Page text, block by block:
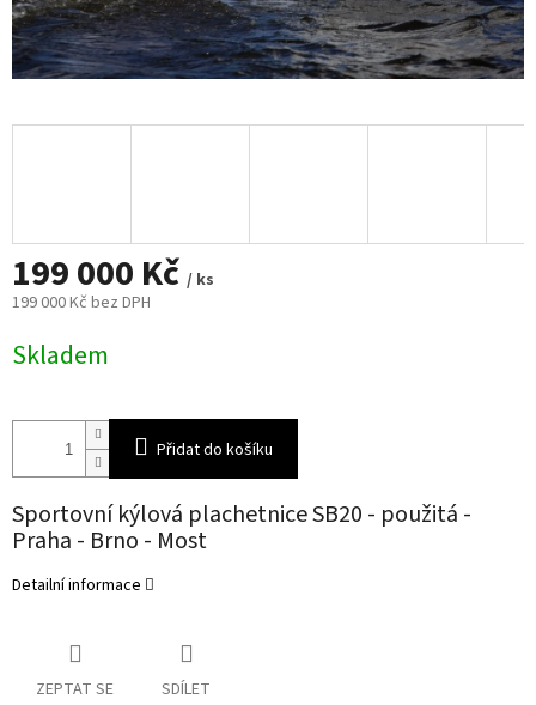
199 000 Kč / ks
199 000 Kč bez DPH
cena:
Skladem
Přidat do košíku
Sportovní kýlová plachetnice SB20 - použitá -
Praha - Brno - Most
Detailní informace
ZEPTAT SE SDÍLET